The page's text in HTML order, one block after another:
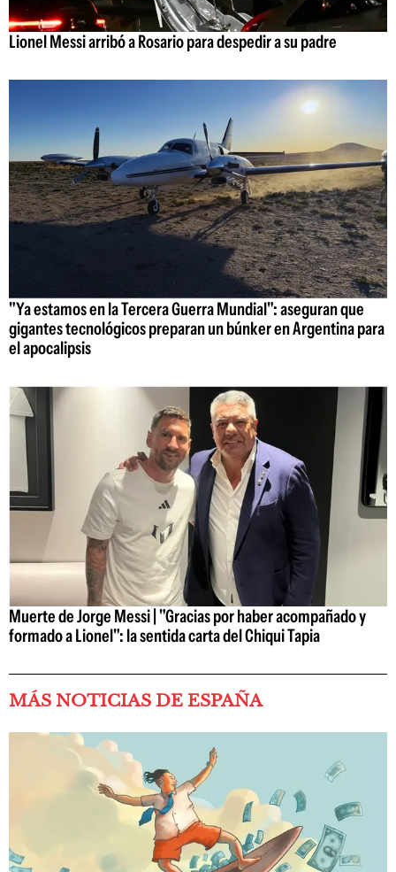
Lionel Messi arribó a Rosario para despedir a su padre
"Ya estamos en la Tercera Guerra Mundial": aseguran que
gigantes tecnológicos preparan un búnker en Argentina para
el apocalipsis
Muerte de Jorge Messi | "Gracias por haber acompañado y
formado a Lionel": la sentida carta del Chiqui Tapia
MÁS NOTICIAS DE ESPAÑA